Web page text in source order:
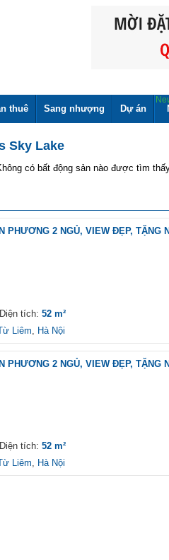
thuê Sang nhượng Dự án
Sky Lake
có bất động sản nào được tìm
PHƯƠNG 2 NGỦ, VIEW ĐẸP, TẶNG
Diện tích: 52 m²
Liêm Hà Nội
PHƯƠNG 2 NGỦ, VIEW ĐẸP, TẶNG
Diện tích: 52 m²
Liêm, Hà Nội